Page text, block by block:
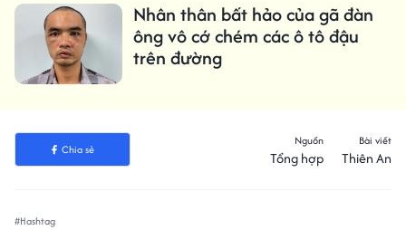
Nhân thân bất hảo của gã đàn
ông vô cớ chém các ô tô đậu
trên đường
Chia sẻ
Nguồn
Tổng hợp
Bài viết
Thiên An
#Hashtag